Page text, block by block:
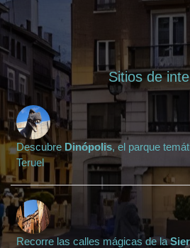
Sitios de
Descubre Dinópolis, el parque
Teruel
Recorre las calles mágicas de la